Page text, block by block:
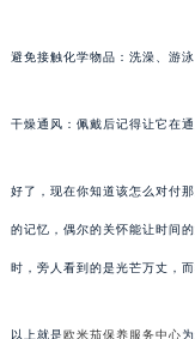
避免接触化学物品：洗澡、游
干燥通风：佩戴后记得让它在
好了，现在你知道该怎么对付
的记忆，偶尔的关怀能让时间
时，旁人看到的是光芒万丈，而
以上就是 欧米茄保养服务中心